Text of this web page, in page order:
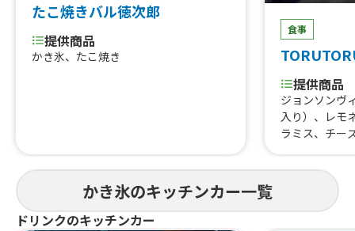
たこ焼きバル徳次郎
提供商品
かき氷、たこ焼き
食事
提供商品
ジョンソンヴ
入り）、レモ
ラミス、チー
すじ煮込み、
重、はらみ
牛タン串、
にわ黒牛ステ
かき氷のキッチンカー一覧
ドリンクのキッチンカー